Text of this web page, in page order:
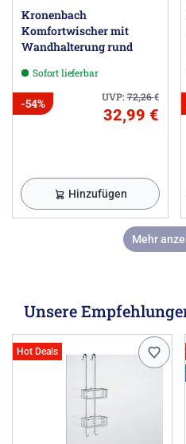
Kronenbach
Komfortwischer mit
Wandhalterung rund
Sofort lieferbar
UVP:72,26€
-54%
32,99 €
Hinzufügen
Mehr
Unsere
Hot Deals